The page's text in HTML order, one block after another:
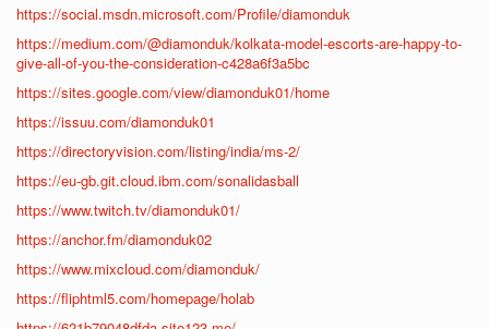
https://social.msdn.microsoft.com/Profile/diamonduk
https://medium.com/@diamonduk/kolkata-model-escorts-are-happy-to-
give-all-of-you-the-consideration-c428a6f3a5bc
https://sites.google.com/view/diamonduk01/home
https://issuu.com/diamonduk01
https://directoryvision.com/listing/india/ms-2/
https://eu-gb.git.cloud.ibm.com/sonalidasball
https://www.twitch.tv/diamonduk01/
https://anchor.fm/diamonduk02
https://www.mixcloud.com/diamonduk/
https://fliphtml5.com/homepage/holab